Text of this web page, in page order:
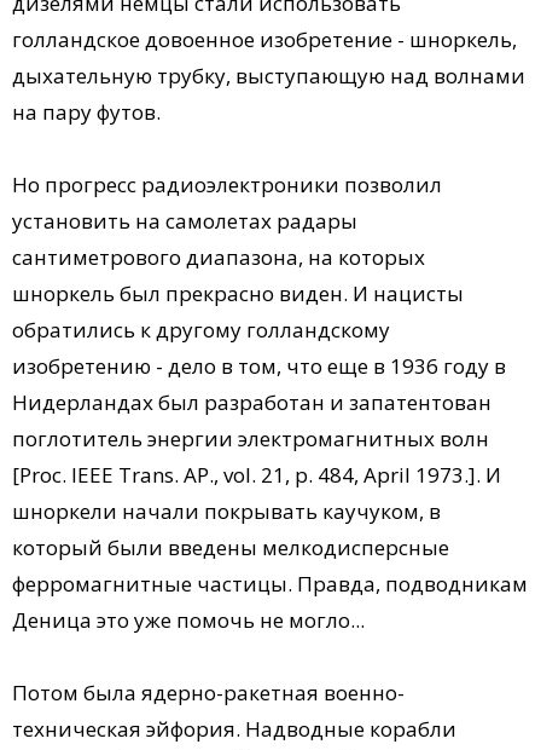
голландское довоенное изобретение - шноркель,
дыхательную трубку, выступающую над волнами
на пару футов.
Но прогресс радиоэлектроники позволил
установить на самолетах радары
сантиметрового диапазона, на которых
шноркель был прекрасно виден. И нацисты
обратились к другому голландскому
изобретению - дело в том, что еще в 1936 году в
Нидерландах был разработан и запатентован
поглотитель энергии электромагнитных волн
[Proc. IEEE Trans. AP., vol. 21, p. 484, April 1973.]. И
шноркели начали покрывать каучуком, в
который были введены мелкодисперсные
ферромагнитные частицы. Правда, подводникам
Деница это уже помочь не могло...
Потом была ядерно-ракетная военно-
техническая эйфория. Надводные корабли